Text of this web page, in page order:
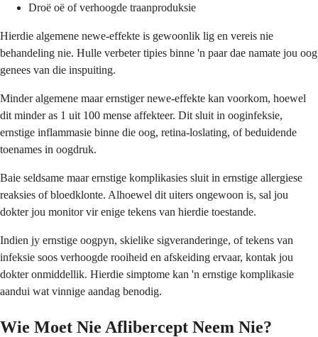
Droë oë of verhoogde traanproduksie
Hierdie algemene newe-effekte is gewoonlik lig en vereis nie
behandeling nie. Hulle verbeter tipies binne 'n paar dae namate jou oog
genees van die inspuiting.
Minder algemene maar ernstiger newe-effekte kan voorkom, hoewel
dit minder as 1 uit 100 mense affekteer. Dit sluit in ooginfeksie,
ernstige inflammasie binne die oog, retina-loslating, of beduidende
toenames in oogdruk.
Baie seldsame maar ernstige komplikasies sluit in ernstige allergiese
reaksies of bloedklonte. Alhoewel dit uiters ongewoon is, sal jou
dokter jou monitor vir enige tekens van hierdie toestande.
Indien jy ernstige oogpyn, skielike sigveranderinge, of tekens van
infeksie soos verhoogde rooiheid en afskeiding ervaar, kontak jou
dokter onmiddellik. Hierdie simptome kan 'n ernstige komplikasie
aandui wat vinnige aandag benodig.
Wie Moet Nie Aflibercept Neem Nie?